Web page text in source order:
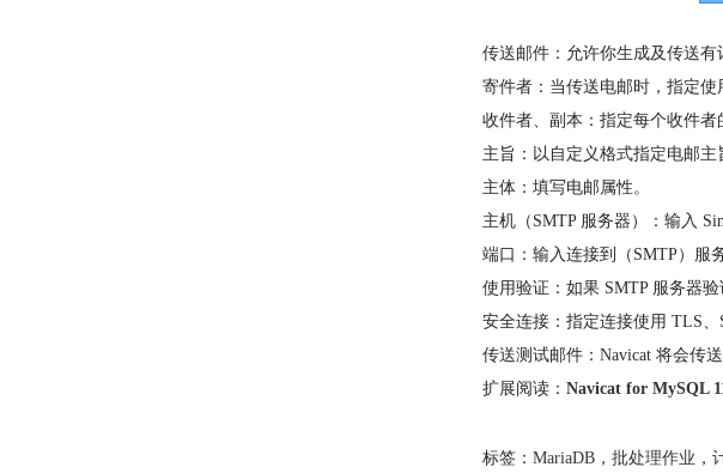
传送邮件：允许你生成及传送有
寄件者：当传送电邮时，指定使
收件者、副本：指定每个收件者
主旨：以自定义格式指定电邮主
主体：填写电邮属性。
主机（SMTP 服务器）：输入
端口：输入连接到（SMTP）服
使用验证：如果 SMTP 服务器
安全连接：指定连接使用 TLS、
传送测试邮件：Navicat 将会传
扩展阅读：Navicat for MySQL
标签：MariaDB ，批处理作业 ，